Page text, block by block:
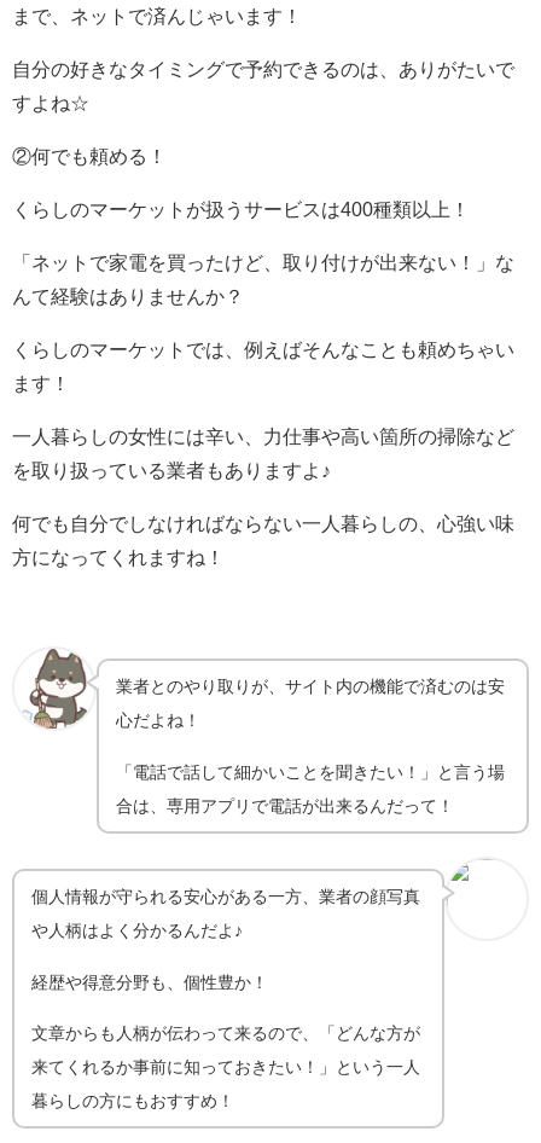
まで、ネットで済んじゃいます！
自分の好きなタイミングで予約できるのは、ありがたいで
すよね☆
②何でも頼める！
くらしのマーケットが扱うサービスは400種類以上！
「ネットで家電を買ったけど、取り付けが出来ない！」な
んて経験はありませんか？
くらしのマーケットでは、例えばそんなことも頼めちゃい
ます！
一人暮らしの女性には辛い、力仕事や高い箇所の掃除など
を取り扱っている業者もありますよ♪
何でも自分でしなければならない一人暮らしの、心強い味
方になってくれますね！
業者とのやり取りが、サイト内の機能で済むのは安
心だよね！
「電話で話して細かいことを聞きたい！」と言う場
合は、専用アプリで電話が出来るんだって！
個人情報が守られる安心がある一方、業者の顔写真
や人柄はよく分かるんだよ♪
経歴や得意分野も、個性豊か！
文章からも人柄が伝わって来るので、「どんな方が
来てくれるか事前に知っておきたい！」という一人
暮らしの方にもおすすめ！